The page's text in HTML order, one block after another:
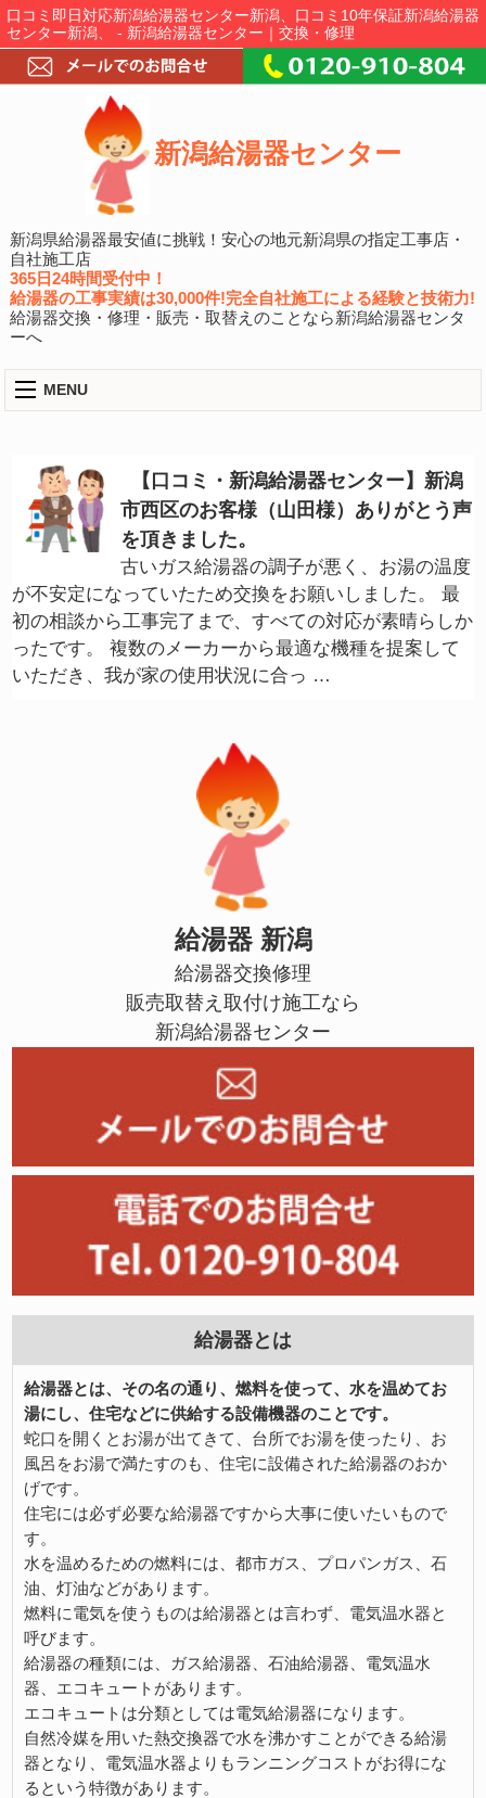
口コミ即日対応新潟給湯器センター新潟、口コミ10年保証新潟給湯器
センター新潟、 - 新潟給湯器センター｜交換・修理
新潟給湯器センター
新潟県給湯器最安値に挑戦！安心の地元新潟県の指定工事店・
自社施工店
365日24時間受付中！
給湯器の工事実績は30,000件!完全自社施工による経験と技術力!
給湯器交換・修理・販売・取替えのことなら新潟給湯器センタ
ーへ
MENU
【口コミ・新潟給湯器センター】新潟
市西区のお客様（山田様）ありがとう声
を頂きました。
古いガス給湯器の調子が悪く、お湯の温度
が不安定になっていたため交換をお願いしました。 最
初の相談から工事完了まで、すべての対応が素晴らしか
ったです。 複数のメーカーから最適な機種を提案して
いただき、我が家の使用状況に合っ …
給湯器 新潟
給湯器交換修理
販売取替え取付け施工なら
新潟給湯器センター
給湯器とは
給湯器とは、その名の通り、燃料を使って、水を温めてお
湯にし、住宅などに供給する設備機器のことです。
蛇口を開くとお湯が出てきて、台所でお湯を使ったり、お
風呂をお湯で満たすのも、住宅に設備された給湯器のおか
げです。
住宅には必ず必要な給湯器ですから大事に使いたいもので
す。
水を温めるための燃料には、都市ガス、プロパンガス、石
油、灯油などがあります。
燃料に電気を使うものは給湯器とは言わず、電気温水器と
呼びます。
給湯器の種類には、ガス給湯器、石油給湯器、電気温水
器、エコキュートがあります。
エコキュートは分類としては電気給湯器になります。
自然冷媒を用いた熱交換器で水を沸かすことができる給湯
器となり、電気温水器よりもランニングコストがお得にな
るという特徴があります。